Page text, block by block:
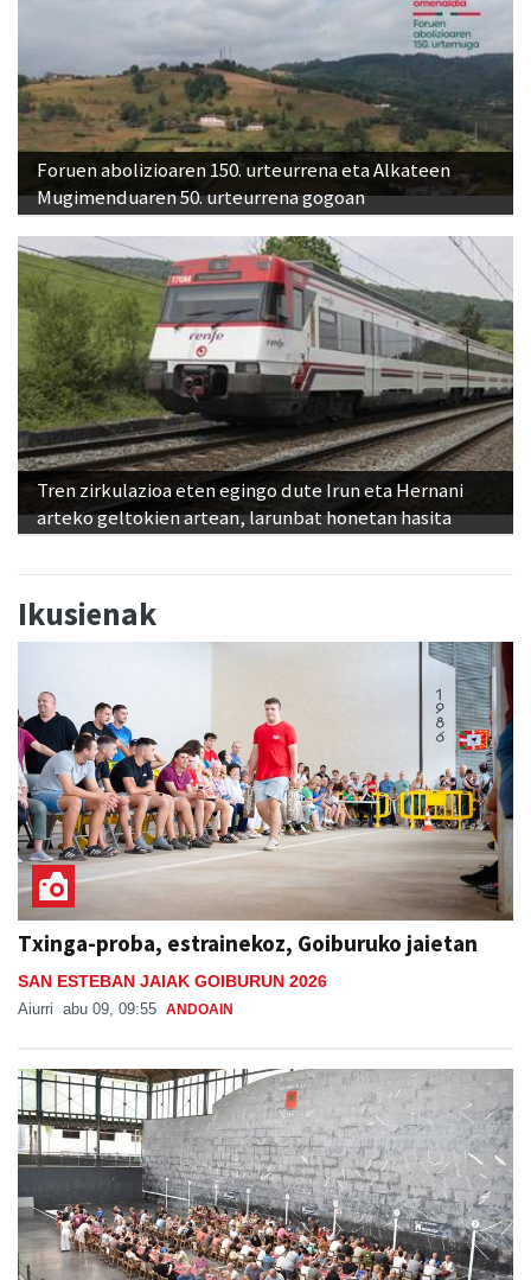
Foruen abolizioaren 150. urteurrena eta Alkateen
Mugimenduaren 50. urteurrena gogoan
Tren zirkulazioa eten egingo dute Irun eta Hernani
arteko geltokien artean, larunbat honetan hasita
Ikusienak
Txinga-proba, estrainekoz, Goiburuko jaietan
SAN ESTEBAN JAIAK GOIBURUN 2026
Aiurri abu 09, 09:55 ANDOAIN